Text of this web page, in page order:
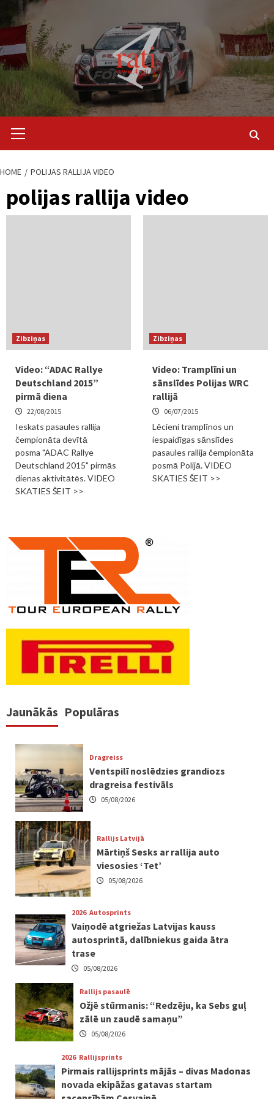
content
Menu
HOME POLIJAS RALLIJA VIDEO
polijas rallija video
Zibziņas
Video: “ADAC Rallye
Deutschland 2015”
pirmā diena
22/08/2015
Ieskats pasaules rallija
čempionāta devītā
posma "ADAC Rallye
Deutschland 2015" pirmās
dienas aktivitātēs. VIDEO
SKATIES ŠEIT >>
Zibziņas
Video: Tramplīni un
sānslīdes Polijas WRC
rallijā
06/07/2015
Lēcieni tramplīnos un
iespaidīgas sānslīdes
pasaules rallija čempionāta
posmā Polijā. VIDEO
SKATIES ŠEIT >>
Jaunākās Populāras
Dragreiss
Ventspilī noslēdzies grandiozs
dragreisa festivāls
05/08/2026
Rallijs Latvijā
Mārtiņš Sesks ar rallija auto
viesosies ‘Tet’
05/08/2026
2026 Autosprints
Vaiņodē atgriežas Latvijas kauss
autosprintā, dalībniekus gaida ātra
trase
05/08/2026
Rallijs pasaulē
Ožjē stūrmanis: “Redzēju, ka Sebs guļ
zālē un zaudē samaņu”
05/08/2026
2026 Rallijsprints
Pirmais rallijsprints mājās – divas Madonas
novada ekipāžas gatavas startam